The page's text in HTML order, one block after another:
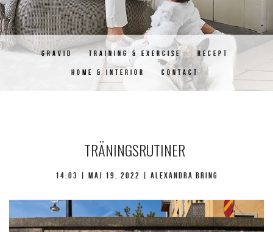
GRAVID TRAINING & EXERCISE RECEPT
HOME & INTERIOR CONTACT
TRÄNINGSRUTINER
14:03 | maj 19, 2022 | Alexandra Bring